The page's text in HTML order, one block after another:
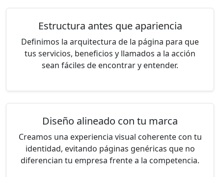
Estructura antes que apariencia
Definimos la arquitectura de la página para que
tus servicios, beneficios y llamados a la acción
sean fáciles de encontrar y entender.
Diseño alineado con tu marca
Creamos una experiencia visual coherente con tu
identidad, evitando páginas genéricas que no
diferencian tu empresa frente a la competencia.